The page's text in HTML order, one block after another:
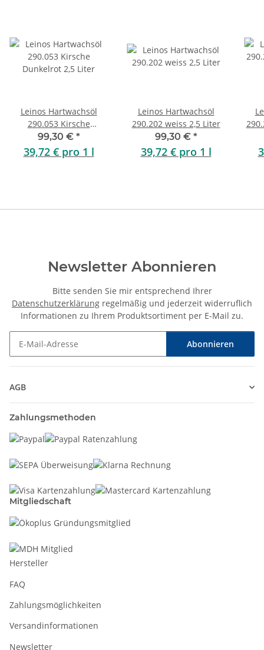
Leinos Hartwachsöl
290.053 Kirsche
Dunkelrot 2,5 Liter
99,30 € *
39,72 € pro 1 l
Leinos Hartwachsöl
290.202 weiss 2,5 Liter
99,30 € *
39,72 € pro 1 l
Newsletter Abonnieren
Bitte senden Sie mir entsprechend Ihrer
Datenschutzerklärung regelmäßig und jederzeit widerruflich
Informationen zu Ihrem Produktsortiment per E-Mail zu.
Abonnieren
AGB
Zahlungsmethoden
Mitgliedschaft
Hersteller
FAQ
Zahlungsmöglichkeiten
Versandinformationen
Newsletter